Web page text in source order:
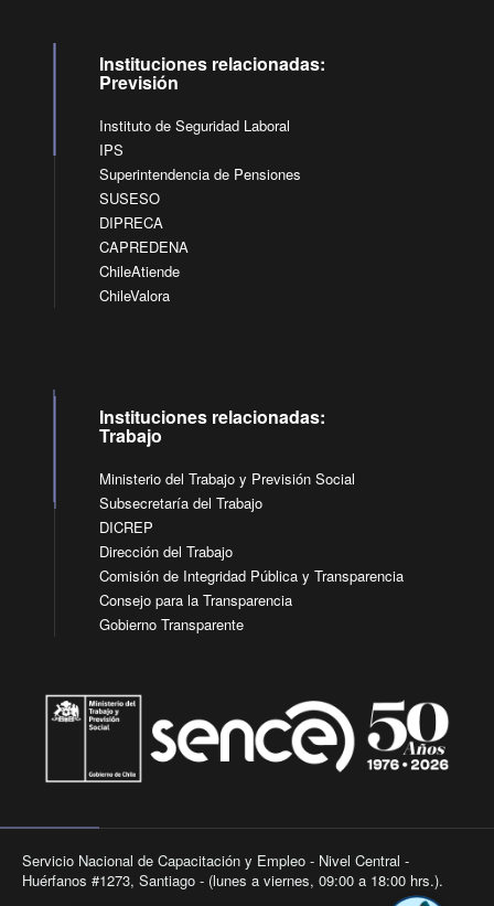
Instituciones relacionadas:
Previsión
Instituto de Seguridad Laboral
IPS
Superintendencia de Pensiones
SUSESO
DIPRECA
CAPREDENA
ChileAtiende
ChileValora
Instituciones relacionadas:
Trabajo
Ministerio del Trabajo y Previsión Social
Subsecretaría del Trabajo
DICREP
Dirección del Trabajo
Comisión de Integridad Pública y Transparencia
Consejo para la Transparencia
Gobierno Transparente
Servicio Nacional de Capacitación y Empleo - Nivel Central -
Huérfanos #1273, Santiago - (lunes a viernes, 09:00 a 18:00 hrs.).